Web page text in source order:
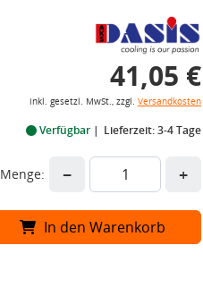
41,05 €
inkl. gesetzl. MwSt., zzgl. Versandkosten
Verfügbar Lieferzeit: 3-4 Tage
Menge: − +
In den Warenkorb